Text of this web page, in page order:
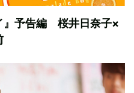
』予告編 桜井日奈子×